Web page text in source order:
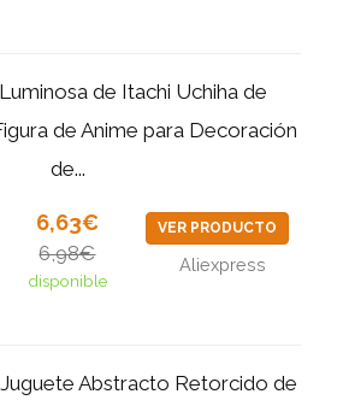
de Itachi Uchiha de
de Anime para Decoración
de...
6,63€
6,98€
disponible
VER PRODUCTO
Aliexpress
Abstracto Retorcido de